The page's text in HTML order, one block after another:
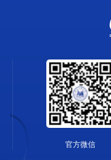
官方微信